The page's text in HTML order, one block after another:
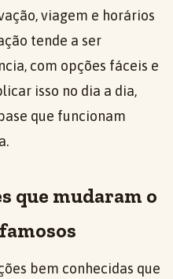
viagem e horários
tende a ser
com opções fáceis e
isso no dia a dia,
que funcionam
que mudaram o
bem conhecidas que